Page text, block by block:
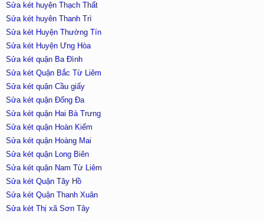
Sửa két huyện Thạch Thất
Sửa két huyên Thanh Trì
Sửa két Huyện Thường Tín
Sửa két Huyện Ưng Hòa
Sửa két quận Ba Đình
Sửa két Quận Bắc Từ Liêm
Sửa két quận Cầu giấy
Sửa két quận Đống Đa
Sửa két quận Hai Bà Trưng
Sửa két quận Hoàn Kiếm
Sửa két quận Hoàng Mai
Sửa két quận Long Biên
Sửa két quận Nam Từ Liêm
Sửa két Quận Tây Hồ
Sửa két Quận Thanh Xuân
Sửa két Thị xã Sơn Tây